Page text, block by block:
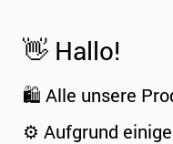
👋 Hallo!
🛍️ Alle unsere
⚙️ Aufgrund